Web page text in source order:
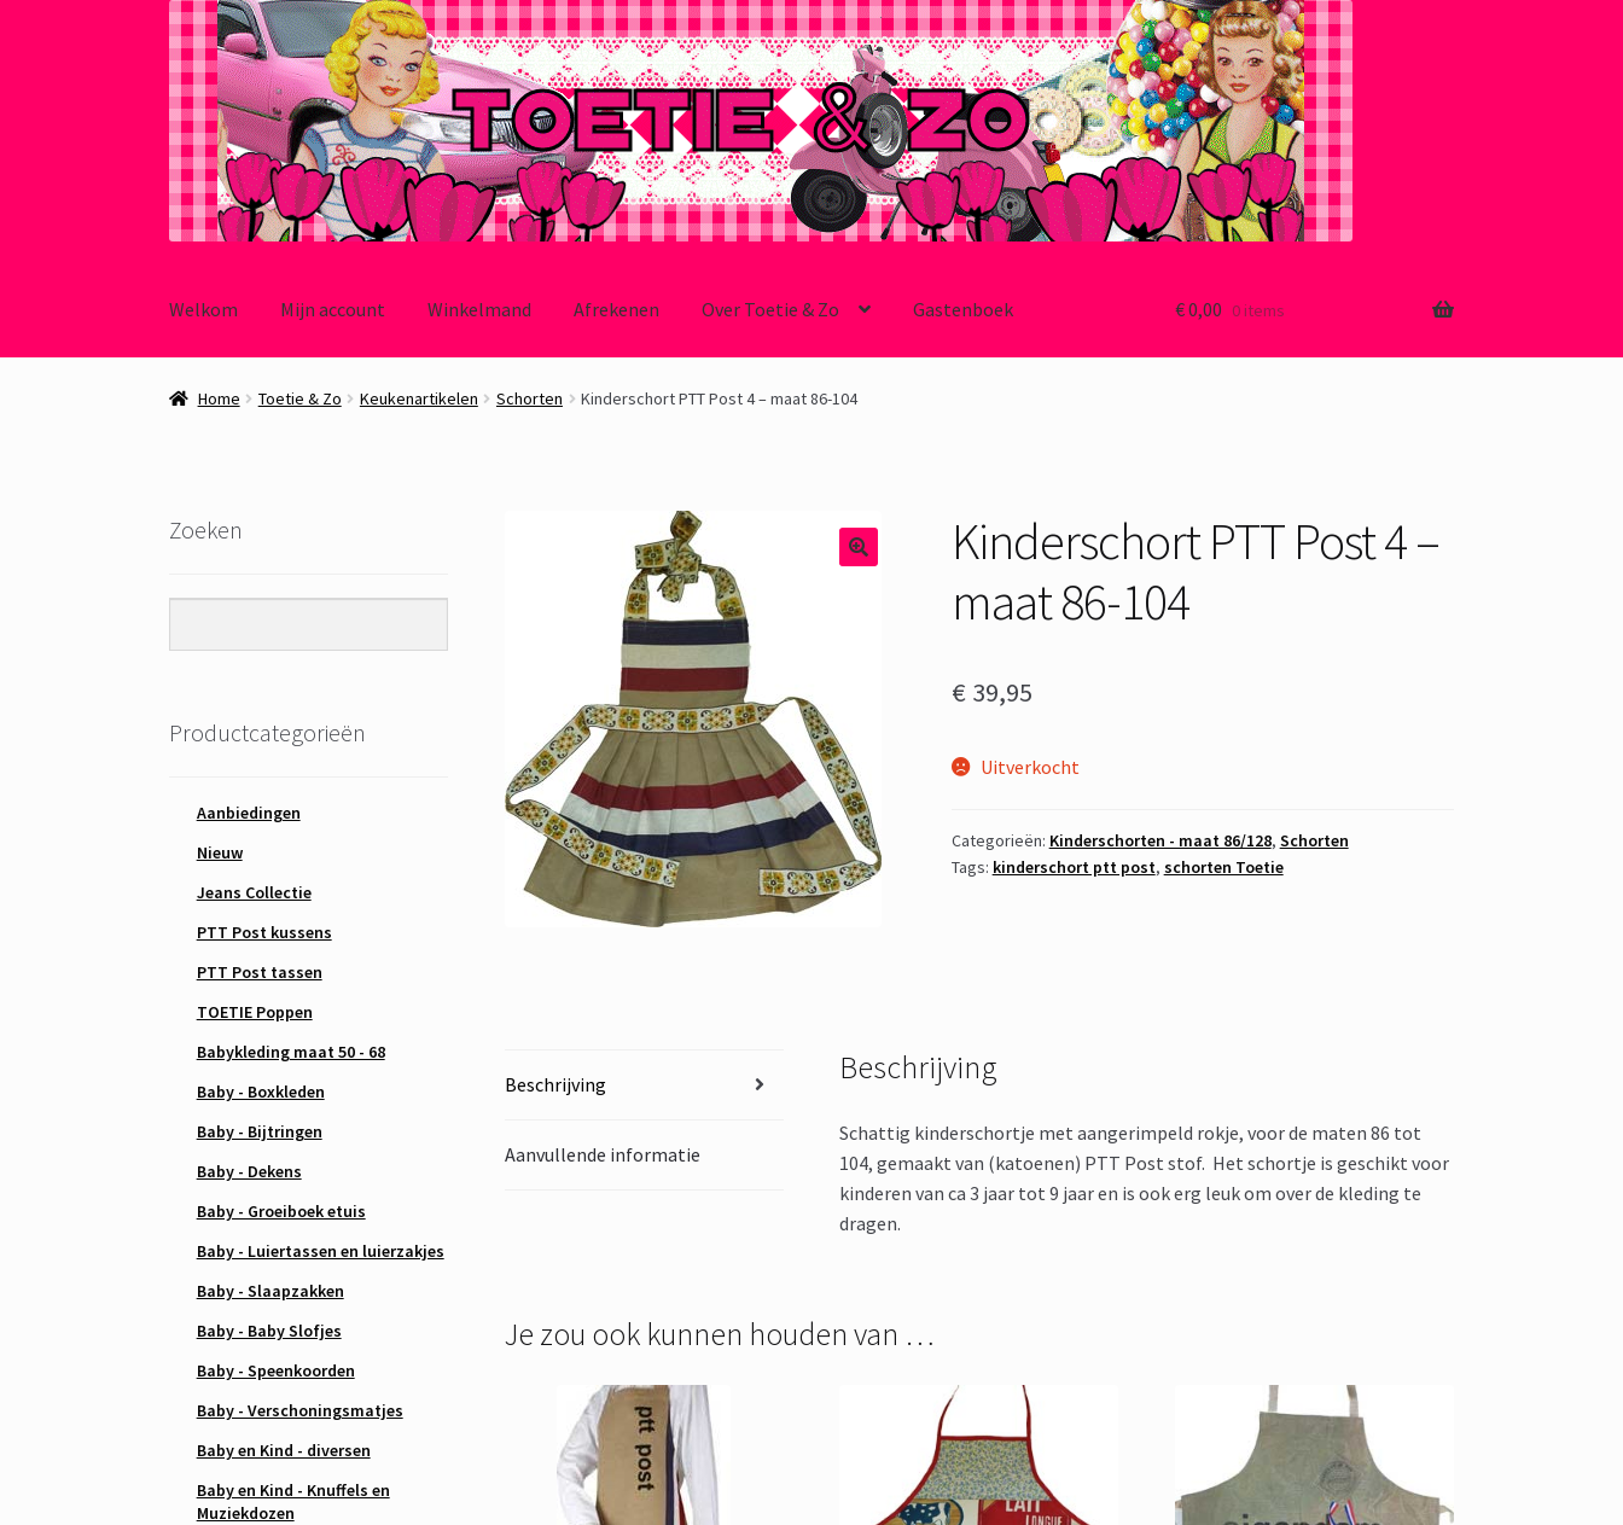
door
naar
Welkom Mijn account Winkelmand Afrekenen Over Toetie & Zo Gastenboek €0,00 0 items
Home Toetie & Zo Keukenartikelen Schorten Kinderschort PTT Post 4 – maat 86-104
Kinderschort PTT Post 4 –
maat 86-104
€ 39,95
Uitverkocht
Categorieën: Kinderschorten - maat 86/128, Schorten
Tags: kinderschort ptt post, schorten Toetie
Beschrijving
Aanvullende informatie
Beschrijving
Schattig kinderschortje met aangerimpeld rokje, voor de maten 86 tot
104, gemaakt van (katoenen) PTT Post stof. Het schortje is geschikt voor
kinderen van ca 3 jaar tot 9 jaar en is ook erg leuk om over de kleding te
dragen.
Je zou ook kunnen houden van …
Zoeken
Productcategorieën
Aanbiedingen
Nieuw
Jeans Collectie
PTT Post kussens
PTT Post tassen
TOETIE Poppen
Babykleding maat 50 - 68
Baby - Boxkleden
Baby - Bijtringen
Baby - Dekens
Baby - Groeiboek etuis
Baby - Luiertassen en luierzakjes
Baby - Slaapzakken
Baby - Baby Slofjes
Baby - Speenkoorden
Baby - Verschoningsmatjes
Baby en Kind - diversen
Baby en Kind - Knuffels en
Muziekdozen